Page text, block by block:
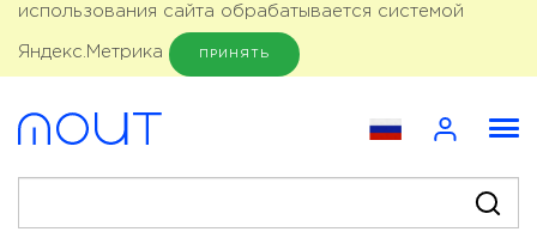
использования сайта обрабатывается системой
Яндекс.Метрика ПРИНЯТЬ